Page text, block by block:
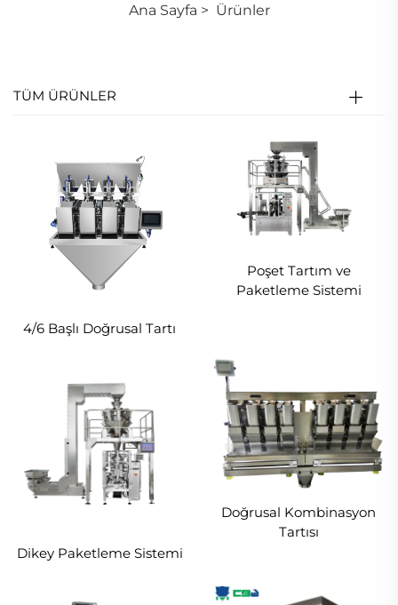
Ana Sayfa > Ürünler
TÜM ÜRÜNLER
4/6 Başlı Doğrusal Tartı
Poşet Tartım ve
Paketleme Sistemi
Dikey Paketleme Sistemi
Doğrusal Kombinasyon
Tartısı